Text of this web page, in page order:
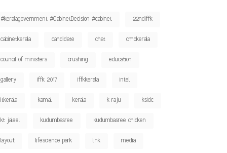
#keralagovernment #CabinetDecision #cabinet 22ndiffk
cabinetkerala candidate chat cmokerala
council of ministers crushing education
gallery iffk 2017 iffkkerala intel
itkerala kamal kerala k raju ksidc
kt jaleel kudumbasree kudumbasree chicken
layout lifescience park link media